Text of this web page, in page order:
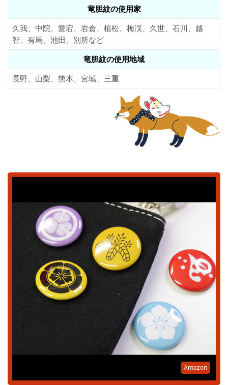
竜胆紋の使用家
久我、中院、愛宕、岩倉、植松、梅渓、久世、石川、越
智、有馬、池田、別所など
竜胆紋の使用地域
長野、山梨、熊本、宮城、三重
Amazon